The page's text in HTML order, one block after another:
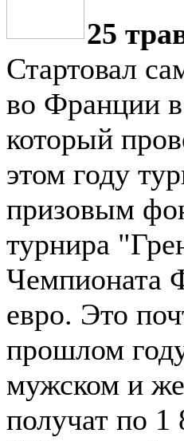
25
Стартовал
во Франции
который
этом году
призовым
турнира
Чемпионата
евро. Это
прошлом
мужском и
получат по 1